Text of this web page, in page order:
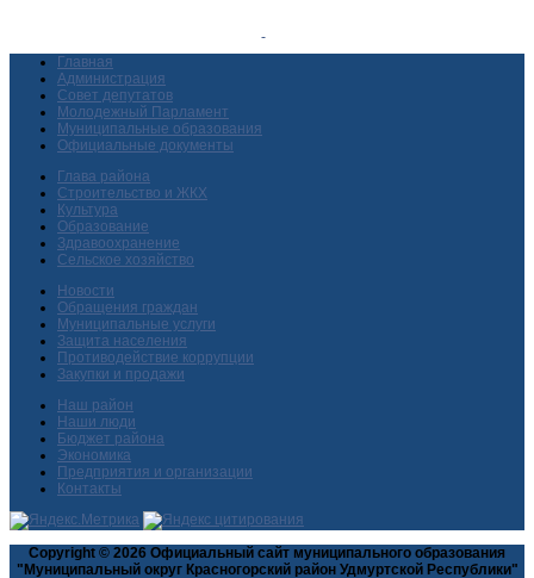
Главная
Администрация
Совет депутатов
Молодежный Парламент
Муниципальные образования
Официальные документы
Глава района
Строительство и ЖКХ
Культура
Образование
Здравоохранение
Сельское хозяйство
Новости
Обращения граждан
Муниципальные услуги
Защита населения
Противодействие коррупции
Закупки и продажи
Наш район
Наши люди
Бюджет района
Экономика
Предприятия и организации
Контакты
Copyright © 2026 Официальный сайт муниципального образования
"Муниципальный округ Красногорский район Удмуртской Республики"